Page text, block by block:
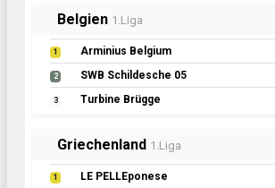
Belgien 1.Liga
1 Arminius Belgium
2 SWB Schildesche 05
3 Turbine Brügge
Griechenland 1.Liga
1 LE PELLEponese